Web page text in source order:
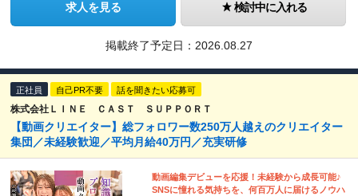
求人を見る 検討中に入れる
掲載終了予定日： 2026.08.27
正社員 自己PR不要 話を聞きたい応募可
株式会社ＬＩＮＥ ＣＡＳＴ ＳＵＰＰＯＲＴ
【動画クリエイター】総フォロワー数250万人越えのクリエイター
集団／未経験歓迎／平均月給40万円／充実研修
動画編集デビューを応援！未経験から成長可能♪
SNSに憧れる気持ちを、何百万人に届けるノウハ